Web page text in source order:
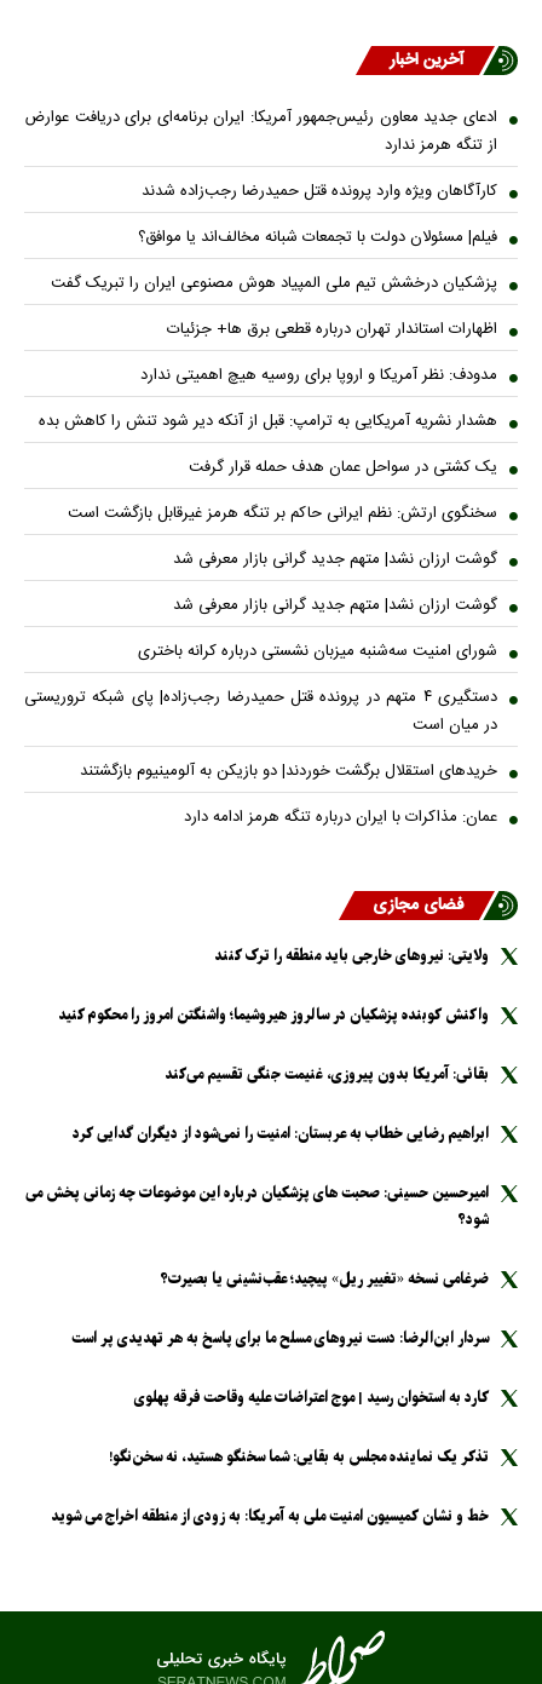
آخرین اخبار
ادعای جدید معاون رئیس‌جمهور آمریکا: ایران برنامه‌ای برای دریافت عوارض
از تنگه هرمز ندارد
کارآگاهان ویژه وارد پرونده قتل حمیدرضا رجب‌زاده شدند
فیلم| مسئولان دولت با تجمعات شبانه مخالف‌اند یا موافق؟
پزشکیان درخشش تیم ملی المپیاد هوش مصنوعی ایران را تبریک گفت
اظهارات استاندار تهران درباره قطعی برق ها+ جزئیات
مدودف: نظر آمریکا و اروپا برای روسیه هیچ اهمیتی ندارد
هشدار نشریه آمریکایی به ترامپ: قبل از آنکه دیر شود تنش را کاهش بده
یک کشتی در سواحل عمان هدف حمله قرار گرفت
سخنگوی ارتش: نظم ایرانی حاکم بر تنگه هرمز غیرقابل بازگشت است
گوشت ارزان نشد| متهم جدید گرانی بازار معرفی شد
گوشت ارزان نشد| متهم جدید گرانی بازار معرفی شد
شورای امنیت سه‌شنبه میزبان نشستی درباره کرانه باختری
دستگیری ۴ متهم در پرونده قتل حمیدرضا رجب‌زاده| پای شبکه تروریستی
در میان است
خریدهای استقلال برگشت خوردند| دو بازیکن به آلومینیوم بازگشتند
عمان: مذاکرات با ایران درباره تنگه هرمز ادامه دارد
فضای مجازی
ولایتی: نیرو‌های خارجی باید منطقه را ترک کنند
واکنش کوبنده پزشکیان در سالروز هیروشیما؛ واشنگتن امروز را محکوم کنید
بقائی: آمریکا بدون پیروزی، غنیمت جنگی تقسیم می‌کند
ابراهیم رضایی خطاب به عربستان: امنیت را نمی‌شود از دیگران گدایی کرد
امیرحسین حسینی: صحبت های پزشکیان درباره این موضوعات چه زمانی پخش می
شود؟
ضرغامی نسخه «تغییر ریل» پیچید؛ عقب‌نشینی یا بصیرت؟
سردار ابن‌الرضا: دست نیرو‌های مسلح ما برای پاسخ به هر تهدیدی پر است
کارد به استخوان رسید | موج اعتراضات علیه وقاحت فرقه پهلوی
تذکر یک نماینده مجلس به بقایی: شما سخنگو هستید، نه سخن‌نگو!
خط و نشان کمیسیون امنیت ملی به آمریکا: به زودی از منطقه اخراج می شوید